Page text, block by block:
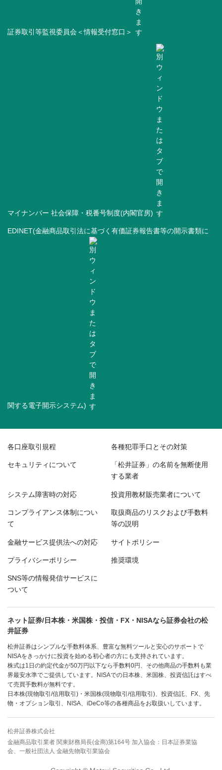
証券取引等監視委員会＜情報受付窓口＞
マイナンバー 社会保障・税番号制度(内閣官房)
EDINET(金融商品取引法に基づく有価証券報告書等の開示書類に
関する電子開示システム)
各口座取引規程 各種犯罪手口とその対策
セキュリティについて 「松井証券」の名前を無断使用
する業者
システム障害時の対応 投資用教材販売業者について
コンプライアンス体制につい
て
取扱商品のリスクおよび手数料
等の説明
金融サービス提供法への対応 サイトポリシー
プライバシーポリシー 推奨環境
SNS等の情報発信サービスに
ついて
ネット証券/日本株・米国株・投信・FX・NISAなら証券会社の松
井証券
松井証券はシンプルな手数料体系、豊富な無料ツールと安心のサポートで
NISAをきっかけに投資を始める初心者の方にも支持されています。
株式は1日の約定代金が50万円以下なら手数料0円、その他商品の手数料も業
界最安水準でご提供しています。NISAでの日本株、米国株、投資信託はすべ
て売買手数料が無料です。
日本株(現物取引/信用取引)・米国株(現物取引/信用取引)、投資信託、FX、先
物・オプション取引、NISA、iDeCo等の各種商品をお取扱いしています。
松井証券株式会社
金融商品取引業者 関東財務局長(金商)第164号 加入協会：日本証券業協
会、一般社団法人 金融先物取引業協会